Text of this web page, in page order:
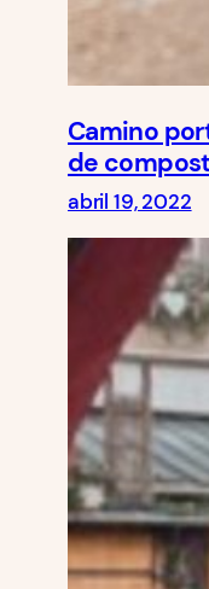
Camino
de
abril 19, 2022